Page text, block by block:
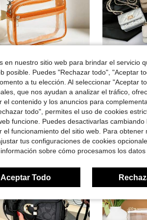
Bolso bandolera transparente casual, bolso de hombro con cremallera de moda minimalista de PVC con correa ajustable
vendidos
agotado!
vendidos en De moda Crossbody de mujer
agotado!
vendidos en De moda Crossbody de mujer
agotado!
vendidos en De moda Crossbody de mujer
agotado!
3.5k+ vendidos
-15% 1 pieza Nuevo mini bolso cuadrado para niña, bolso de
#4 Más
¡Casi
#4 Más
¡Casi
#4 Más
¡Casi
#4 Más
¡Casi agotado!
$6.24 600+
en nuestro sitio web para brindar el servicio
posible. Puedes "Rechazar todo", "Aceptar
a tu elección. Al seleccionar "Aceptar
que nos ayudan a analizar el tráfico,
contenido y los anuncios para
todo", permites el uso de cookies
funcione. Puedes desactivarlas cambiando
funcionamiento del sitio web. Para obtener
tus configuraciones de cookies
sobre cómo procesamos los datos
Aceptar Todo